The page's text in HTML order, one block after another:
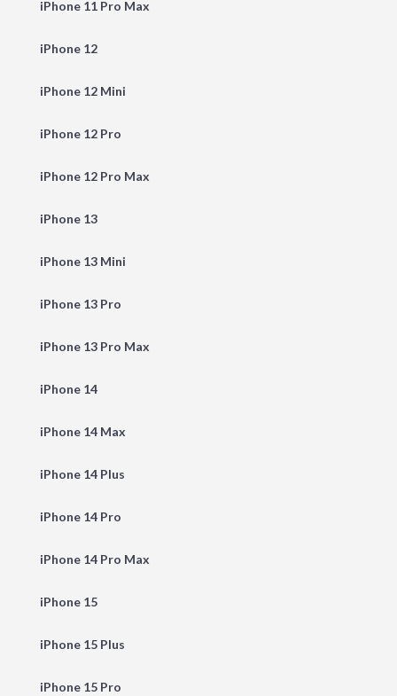
iPhone 11 Pro Max
iPhone 12
iPhone 12 Mini
iPhone 12 Pro
iPhone 12 Pro Max
iPhone 13
iPhone 13 Mini
iPhone 13 Pro
iPhone 13 Pro Max
iPhone 14
iPhone 14 Max
iPhone 14 Plus
iPhone 14 Pro
iPhone 14 Pro Max
iPhone 15
iPhone 15 Plus
iPhone 15 Pro